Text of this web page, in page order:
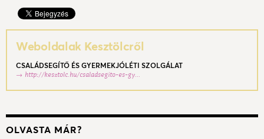
Weboldalak Kesztölcről
CSALÁDSEGÍTŐ ÉS GYERMEKJÓLÉTI SZOLGÁLAT
http://kesztolc.hu/csaladsegito-es-gy...
OLVASTA MÁR?